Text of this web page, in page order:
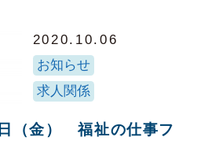
2020.10.06
お知らせ
求人関係
（金） 福祉の仕事フ